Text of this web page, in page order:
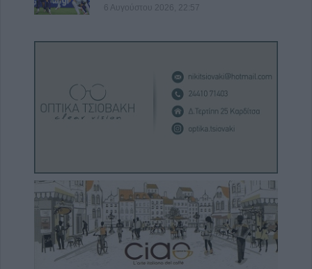
6 Αυγούστου 2026, 22:57